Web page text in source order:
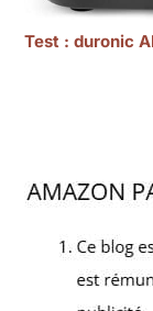
Test : duronic